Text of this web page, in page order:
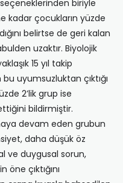
biriyle
kadar çocukların yüzde
belirtse de geri kalan
uzaktır. Biyolojik
15 yıl takip
bu uyumsuzluktan çıktığı
2’lik grup ise
bildirmiştir.
devam eden grubun
daha düşük öz
ve duygusal sorun,
çıktığını